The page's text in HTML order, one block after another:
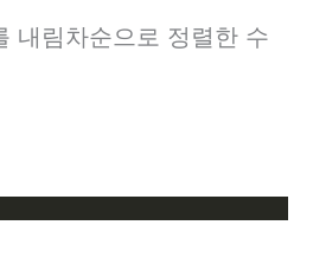
내림차순으로 정렬한 수